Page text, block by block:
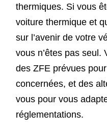
thermiques. Si vous
voiture thermique et
sur l’avenir de votre
vous n’êtes pas seul.
des ZFE prévues
concernées, et des
vous pour vous
réglementations.